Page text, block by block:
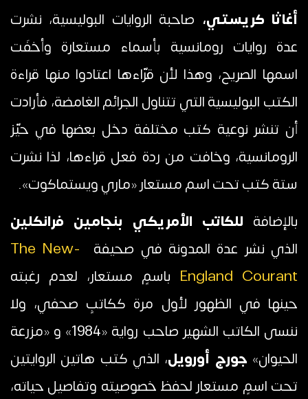
أغاثا كريستي، صاحبة الروايات البوليسية، نشرت
عدة روايات رومانسية بأسماء مستعارة وأخفَت
اسمها الصريح، وهذا لأن قرّاءها اعتادوا منها قراءة
الكتب البوليسية التي تتناول الجرائم الغامضة، فأرادت
أن تنشر نوعية كتب مختلفة دخل بعضها في حيّز
الرومانسية، وخافت من ردة فعل قراءها، لذا نشرت
ستة كتب تحت اسم مستعار «ماري ويستماكوت».
بالإضافة للكاتب الأمريكي بنجامين فرانكلين
الذي نشر عدة المدونة في صحيفة
The New-
England Courant باسمٍ مستعار، لعدم رغبته
حينها في الظهور لأول مرة ككاتبٍ صحفي، ولا
ننسى الكاتب الشهير صاحب رواية «1984» و «مزرعة
الحيوان» جورج أورويل، الذي كتب هاتين الروايتين
تحت اسمٍ مستعار لحفظ خصوصيته وتفاصيل حياته،